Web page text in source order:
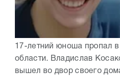
17-летний юноша пропал
области. Владислав
вышел во двор своего